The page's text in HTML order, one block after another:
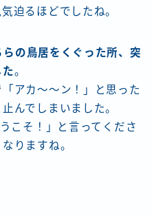
迫るほどでしたね。
らの鳥居をくぐった所、突
。
アカ〜〜ン！」と思った
んでしまいました。
こそ！」と言ってくださ
りますね。